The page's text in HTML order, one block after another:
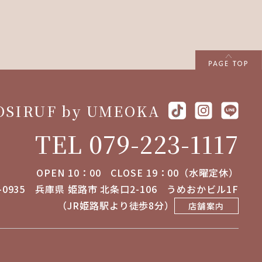
by UMEOKA
TEL 079-223-1117
OPEN 10：00 CLOSE 19：00（水曜定休）
0935兵庫県 姫路市 北条口2-106 うめおかビル1F
（JR姫路駅より徒歩8分）
店舗案内